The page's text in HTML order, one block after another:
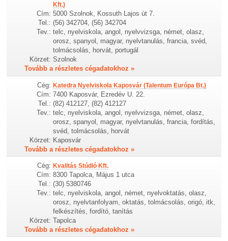
Kft.)
Cím: 5000 Szolnok, Kossuth Lajos út 7.
Tel.: (56) 342704, (56) 342704
Tev.: telc, nyelviskola, angol, nyelvvizsga, német, olasz,
orosz, spanyol, magyar, nyelvtanulás, francia, svéd,
tolmácsolás, horvát, portugál
Körzet: Szolnok
Tovább a részletes cégadatokhoz »
Cég: Katedra Nyelviskola Kaposvár (Talentum Európa Bt.)
Cím: 7400 Kaposvár, Ezredév U. 22.
Tel.: (82) 412127, (82) 412127
Tev.: telc, nyelviskola, angol, nyelvvizsga, német, olasz,
orosz, spanyol, magyar, nyelvtanulás, francia, fordítás,
svéd, tolmácsolás, horvát
Körzet: Kaposvár
Tovább a részletes cégadatokhoz »
Cég: Kvalitás Stúdió Kft.
Cím: 8300 Tapolca, Május 1 utca
Tel.: (30) 5380746
Tev.: telc, nyelviskola, angol, német, nyelvoktatás, olasz,
orosz, nyelvtanfolyam, oktatás, tolmácsolás, origó, itk,
felkészítés, fordító, tanítás
Körzet: Tapolca
Tovább a részletes cégadatokhoz »